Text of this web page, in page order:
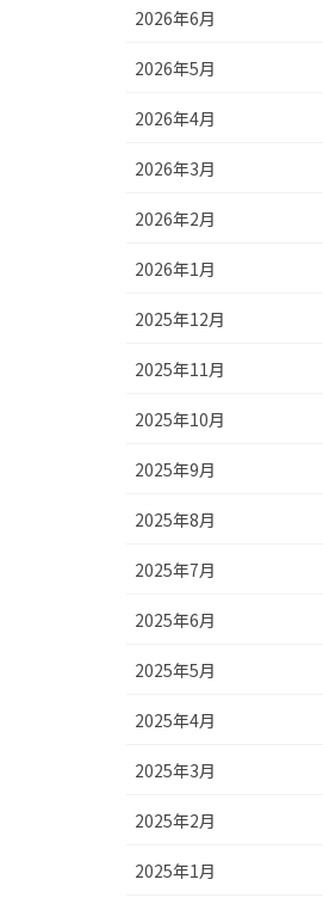
2026年6月
2026年5月
2026年4月
2026年3月
2026年2月
2026年1月
2025年12月
2025年11月
2025年10月
2025年9月
2025年8月
2025年7月
2025年6月
2025年5月
2025年4月
2025年3月
2025年2月
2025年1月